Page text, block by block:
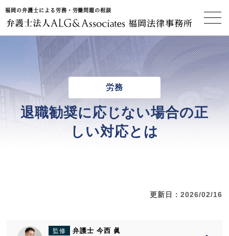
福岡の弁護士による労務・労働問題の相談
福岡法律事務所
労務
退職勧奨に応じない場合の正
しい対応とは
更新日：2026/02/16
監修
弁護士 今西 眞